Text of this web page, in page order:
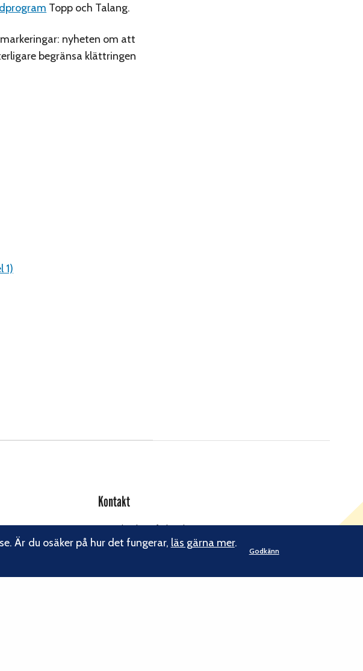
Topp och Talang.
nyheten om att
begränsa klättringen
1)
Kontakt
Svenska Klätterförbundet
Gotlandsgatan 46
E-post:kansliet@klatterforbundet.rf.se
Är du osäker på hur det fungerar, läs gärna mer.
Godkänn